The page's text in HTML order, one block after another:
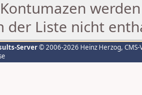
Kontumazen
der Liste nicht
Server© 2006-2026 Heinz Herzog,